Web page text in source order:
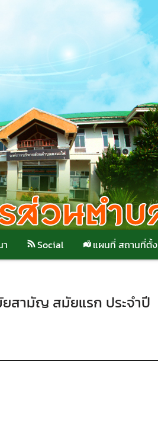
Social แผนที่ สถานที่ตั้ง
สามัญ สมัยแรก ประจำปี